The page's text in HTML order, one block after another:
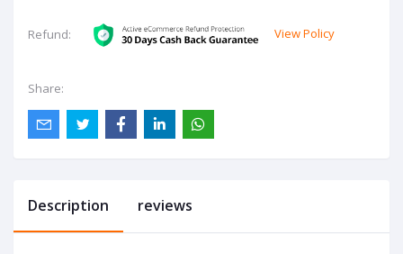
Refund: View Policy
Share:
Description reviews